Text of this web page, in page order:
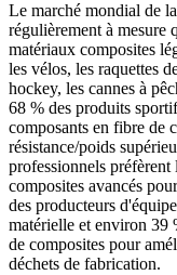
Le marché mondial de
régulièrement à mesure
matériaux composites
les vélos, les raquettes
hockey, les cannes à
68 % des produits
composants en fibre de
résistance/poids
professionnels préfèrent
composites avancés
des producteurs
matérielle et environ 39
de composites pour
déchets de fabrication.